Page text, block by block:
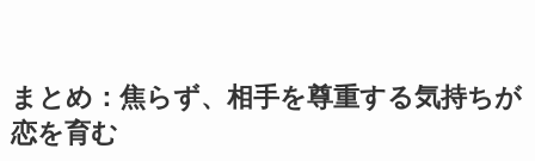
まとめ：焦らず、相手を尊重する気持ちが
恋を育む